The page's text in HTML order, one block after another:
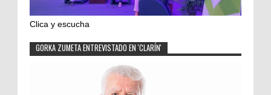
Clica y escucha
GORKA ZUMETA ENTREVISTADO EN 'CLARÍN'